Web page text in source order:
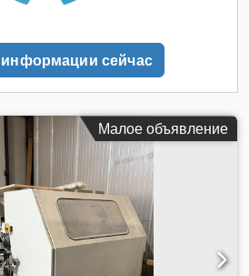
сейчас
Малое объявление